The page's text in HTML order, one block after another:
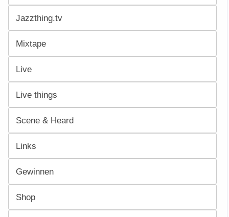
Jazzthing.tv
Mixtape
Live
Live things
Scene & Heard
Links
Gewinnen
Shop